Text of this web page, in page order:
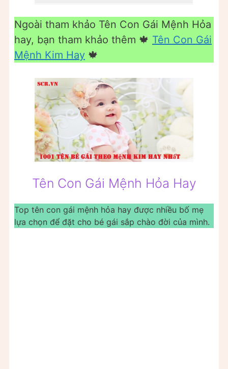
Ngoài tham khảo Tên Con Gái Mệnh Hỏa
hay, bạn tham khảo thêm 🍁 Tên Con Gái
Mệnh Kim Hay 🍁
Tên Con Gái Mệnh Hỏa Hay
Top tên con gái mệnh hỏa hay được nhiều bố mẹ
lựa chọn để đặt cho bé gái sắp chào đời của mình.